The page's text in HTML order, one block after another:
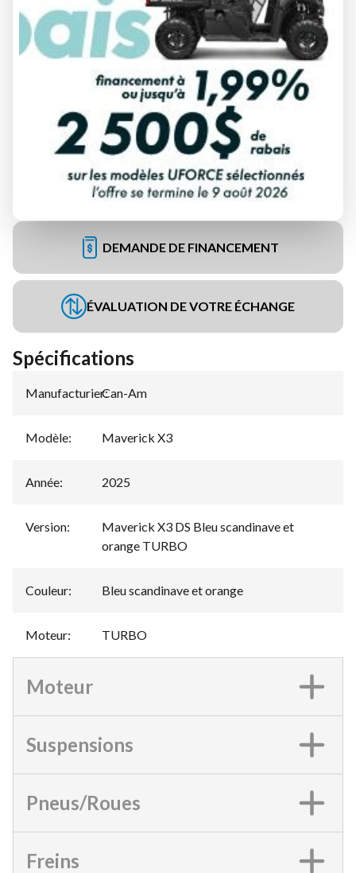
DEMANDE DE FINANCEMENT
ÉVALUATION DE VOTRE ÉCHANGE
Spécifications
Manufacturier:
Can-Am
Modèle: Maverick X3
Année: 2025
Version:
Maverick X3 DS Bleu scandinave et
orange TURBO
Couleur: Bleu scandinave et orange
Moteur: TURBO
Moteur
Suspensions
Pneus/Roues
Freins